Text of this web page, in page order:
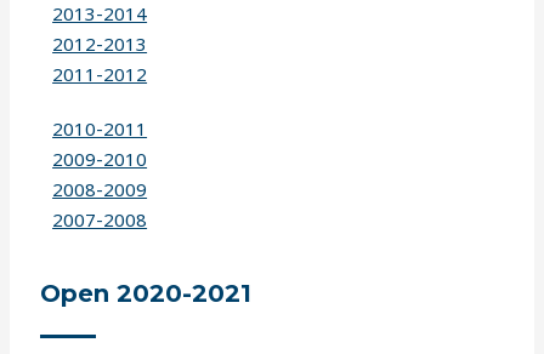
2013-2014
2012-2013
2011-2012
2010-2011
2009-2010
2008-2009
2007-2008
Open 2020-2021